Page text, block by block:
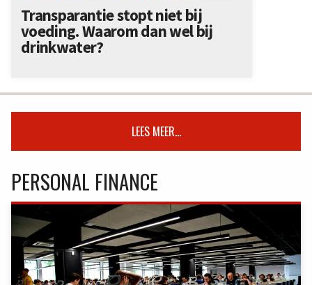
Transparantie stopt niet bij
voeding. Waarom dan wel bij
drinkwater?
LEES MEER...
PERSONAL FINANCE